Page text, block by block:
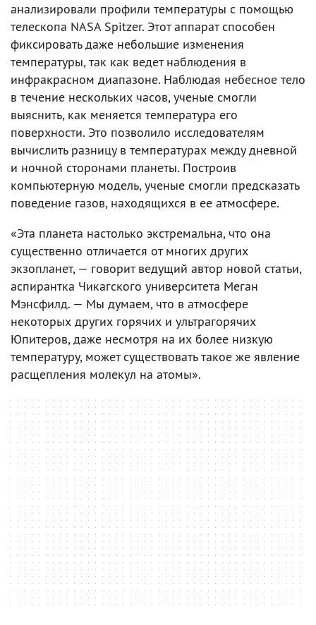
анализировали профили температуры с помощью
телескопа NASA Spitzer. Этот аппарат способен
фиксировать даже небольшие изменения
температуры, так как ведет наблюдения в
инфракрасном диапазоне. Наблюдая небесное тело
в течение нескольких часов, ученые смогли
выяснить, как меняется температура его
поверхности. Это позволило исследователям
вычислить разницу в температурах между дневной
и ночной сторонами планеты. Построив
компьютерную модель, ученые смогли предсказать
поведение газов, находящихся в ее атмосфере.
«Эта планета настолько экстремальна, что она
существенно отличается от многих других
экзопланет, — говорит ведущий автор новой статьи,
аспирантка Чикагского университета Меган
Мэнсфилд. — Мы думаем, что в атмосфере
некоторых других горячих и ультрагорячих
Юпитеров, даже несмотря на их более низкую
температуру, может существовать такое же явление
расщепления молекул на атомы».